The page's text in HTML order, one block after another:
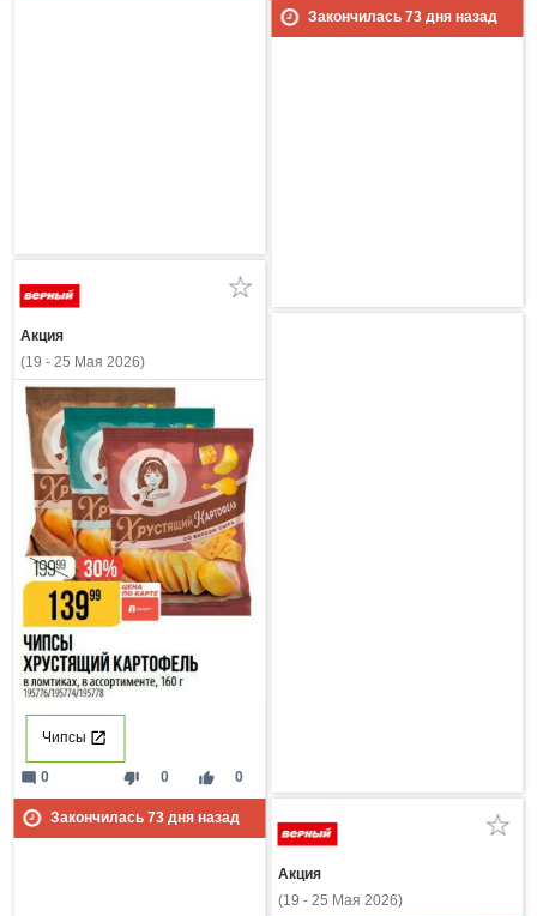
Закончилась 73дня назад
Акция
(19 - 25 Мая 2026)
Чипсы
thumb_down 0 thumb_up 0
mode_comment 0
Закончилась 73дня назад
Акция
(19 - 25 Мая 2026)